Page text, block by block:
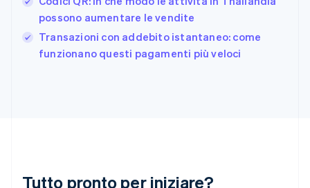
possono aumentare le vendite
Transazioni con addebito istantaneo: come
funzionano questi pagamenti più veloci
Tutto pronto per iniziare?
English
Grecia
English
India